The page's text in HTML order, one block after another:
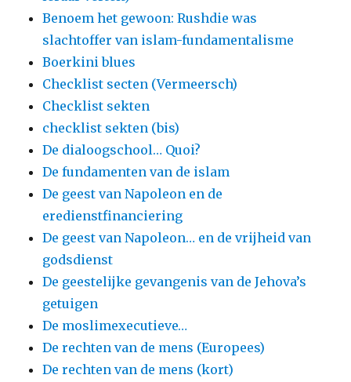
Benoem het gewoon: Rushdie was
slachtoffer van islam-fundamentalisme
Boerkini blues
Checklist secten (Vermeersch)
Checklist sekten
checklist sekten (bis)
De dialoogschool… Quoi?
De fundamenten van de islam
De geest van Napoleon en de
eredienstfinanciering
De geest van Napoleon… en de vrijheid van
godsdienst
De geestelijke gevangenis van de Jehova’s
getuigen
De moslimexecutieve…
De rechten van de mens (Europees)
De rechten van de mens (kort)